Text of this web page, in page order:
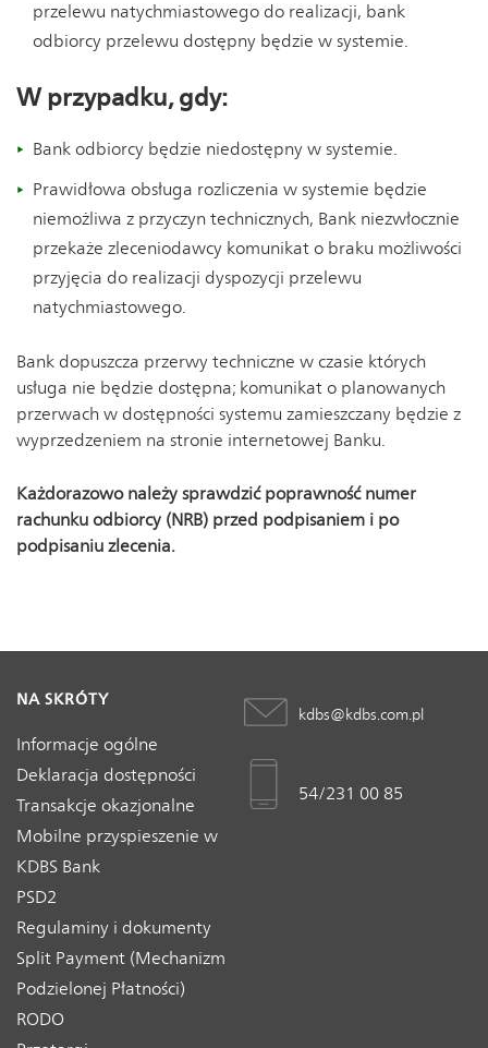
przelewu natychmiastowego do realizacji, bank
odbiorcy przelewu dostępny będzie w systemie.
W przypadku, gdy:
Bank odbiorcy będzie niedostępny w systemie.
Prawidłowa obsługa rozliczenia w systemie będzie
niemożliwa z przyczyn technicznych, Bank niezwłocznie
przekaże zleceniodawcy komunikat o braku możliwości
przyjęcia do realizacji dyspozycji przelewu
natychmiastowego.
Bank dopuszcza przerwy techniczne w czasie których
usługa nie będzie dostępna; komunikat o planowanych
przerwach w dostępności systemu zamieszczany będzie z
wyprzedzeniem na stronie internetowej Banku.
Każdorazowo należy sprawdzić poprawność numer
rachunku odbiorcy (NRB) przed podpisaniem i po
podpisaniu zlecenia.
NA SKRÓTY
Informacje ogólne
Deklaracja dostępności
Transakcje okazjonalne
Mobilne przyspieszenie w
KDBS Bank
PSD2
Regulaminy i dokumenty
Split Payment (Mechanizm
Podzielonej Płatności)
RODO
kdbs@kdbs.com.pl
54/231 00 85